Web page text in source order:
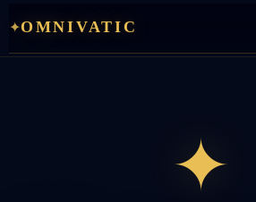
содержимому
✦OMNIVATIC
✦